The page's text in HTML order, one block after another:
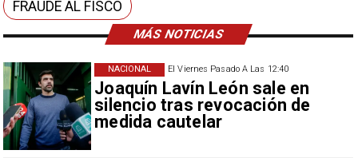
MÁS NOTICIAS
El Viernes Pasado A Las 12:40
Joaquín Lavín León sale en
silencio tras revocación de
medida cautelar
NACIONAL
FRAUDE AL FISCO